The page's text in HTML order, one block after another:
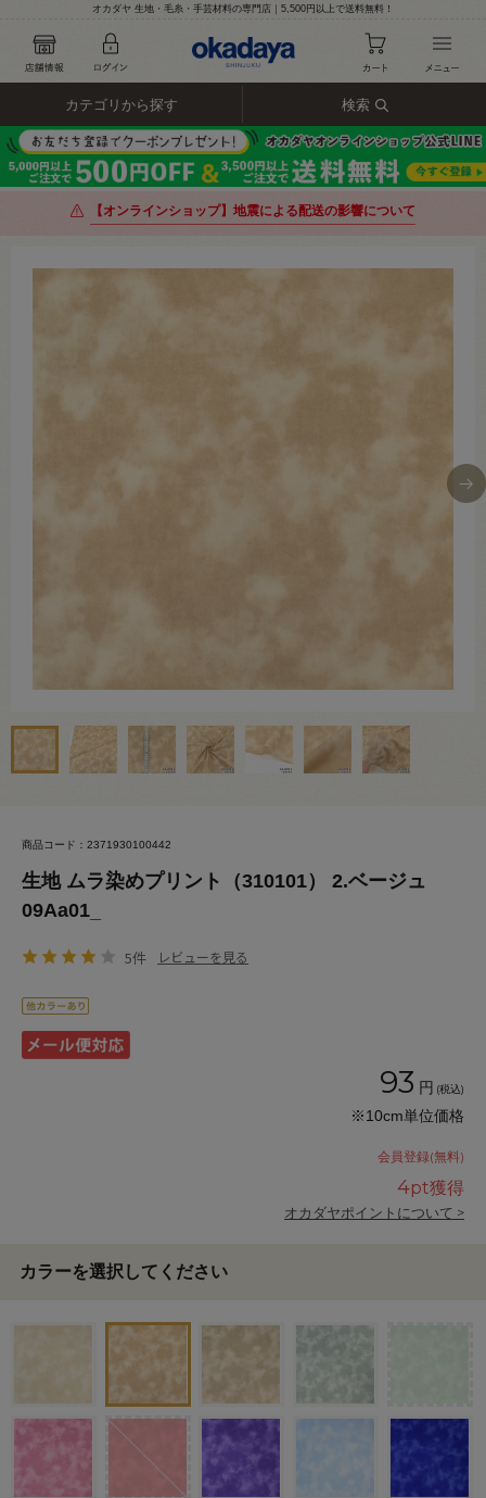
オカダヤ 生地・毛糸・手芸材料の専門店｜5,500円以上で送料無料！
カテゴリから探す 検索
【オンラインショップ】地震による配送の影響について
商品コード：2371930100442
生地 ムラ染めプリント（310101） 2.ベージュ
09Aa01_
5件 レビューを見る
93 円 (税込)
※10cm単位価格
会員登録(無料)
4pt獲得
オカダヤポイントについて >
カラーを選択してください